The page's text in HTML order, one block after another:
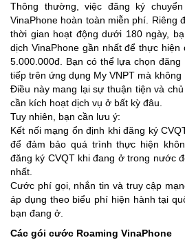
Thông thường, việc đăng ký
VinaPhone hoàn toàn miễn phí. Riêng
thời gian hoạt động dưới 180 ngày,
dịch VinaPhone gần nhất để thực hiện
5.000.000đ. Bạn có thể lựa chọn
tiếp trên ứng dụng My VNPT mà
Điều này mang lại sự thuận tiện và
cần kích hoạt dịch vụ ở bất kỳ đâu.
Tuy nhiên, bạn cần lưu ý:
Kết nối mạng ổn định khi đăng ký
để đảm bảo quá trình thực hiện
đăng ký CVQT khi đang ở trong nước
nhất.
Cước phí gọi, nhắn tin và truy cập
áp dụng theo biểu phí hiện hành tại
bạn đang ở.
Các gói cước Roaming VinaPhone